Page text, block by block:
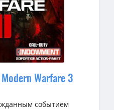
Warfare 3
событием